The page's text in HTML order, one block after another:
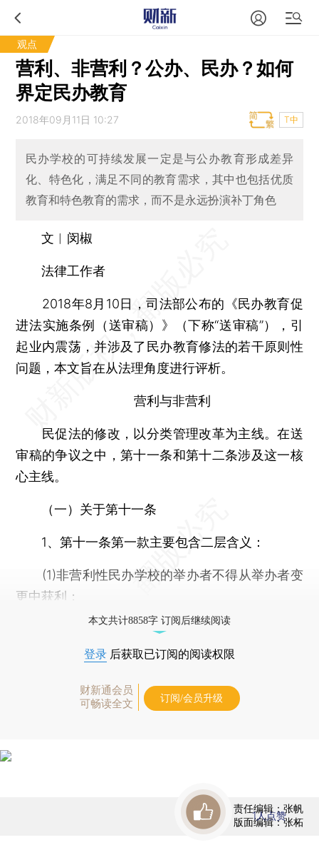
观点
营利、非营利？公办、民办？如何
界定民办教育
2018年09月11日 10:27 T中
民办学校的可持续发展一定是与公办教育形成差异
化、特色化，满足不同的教育需求，其中也包括优质
教育和特色教育的需求，而不是永远扮演补丁角色
文︱闵椒
法律工作者
2018年8月10日，司法部公布的《民办教育促
进法实施条例（送审稿）》（下称“送审稿”），引
起业内震荡，并涉及了民办教育修法的若干原则性
问题，本文旨在从法理角度进行评析。
营利与非营利
民促法的修改，以分类管理改革为主线。在送
审稿的争议之中，第十一条和第十二条涉及这一核
心主线。
（一）关于第十一条
1、第十一条第一款主要包含二层含义：
(1)非营利性民办学校的举办者不得从举办者变
更中获利；
本文共计8858字 订阅后继续阅读
登录 后获取已订阅的阅读权限
财新通会员
可畅读全文
订阅/会员升级
责任编辑：张帆
版面编辑：张柘
1人点赞